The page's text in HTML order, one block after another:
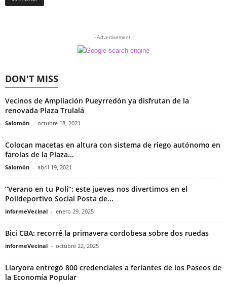
- Advertisement -
DON'T MISS
Vecinos de Ampliación Pueyrredón ya disfrutan de la
renovada Plaza Trulalá
Salomón - octubre 18, 2021
Colocan macetas en altura con sistema de riego autónomo en
farolas de la Plaza...
Salomón - abril 19, 2021
“Verano en tu Poli”: este jueves nos divertimos en el
Polideportivo Social Posta de...
informeVecinal - enero 29, 2025
Bici CBA: recorré la primavera cordobesa sobre dos ruedas
informeVecinal - octubre 22, 2025
Llaryora entregó 800 credenciales a feriantes de los Paseos de
la Economía Popular